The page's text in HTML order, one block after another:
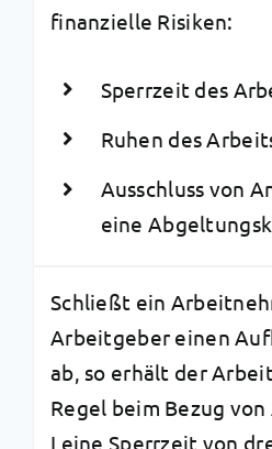
finanzielle Risiken:
Sperrzeit des
Ruhen des
Ausschluss von
eine
Schließt ein
Arbeitgeber einen
ab, so erhält der
Regel beim Bezug
I eine Sperrzeit von